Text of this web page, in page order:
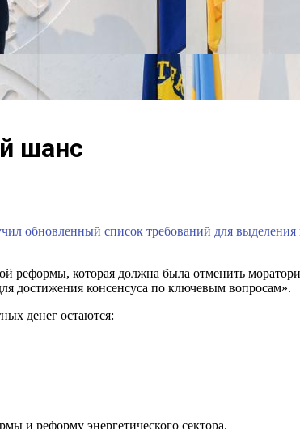
шанс
обновленный список требований для
реформы, которая должна была отменить
достижения консенсуса по ключевым вопросам».
денег остаются:
и реформу энергетического сектора.